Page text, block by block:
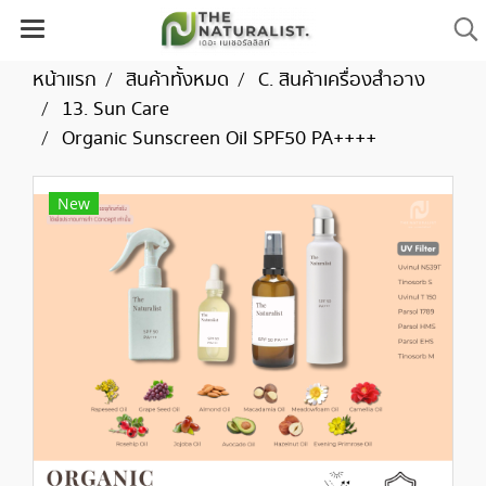
หน้าแรก สินค้าทั้งหมด
C. สินค้าเครื่องสำอาง
13. Sun Care
Organic Sunscreen Oil SPF50 PA++++
New